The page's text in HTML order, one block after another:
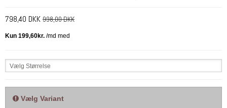
798,40 DKK 998,00 DKK
Vælg Størrelse
Vælg Variant